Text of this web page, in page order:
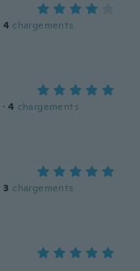
4 chargements
· 4 chargements
3 chargements